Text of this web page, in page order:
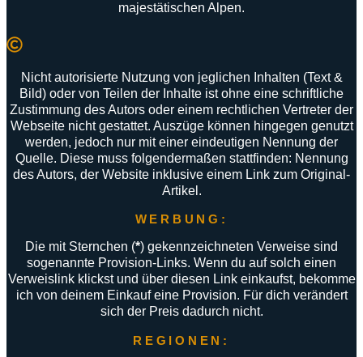
majestätischen Alpen.
Nicht autorisierte Nutzung von jeglichen Inhalten (Text &
Bild) oder von Teilen der Inhalte ist ohne eine schriftliche
Zustimmung des Autors oder einem rechtlichen Vertreter der
Webseite nicht gestattet. Auszüge können hingegen genutzt
werden, jedoch nur mit einer eindeutigen Nennung der
Quelle. Diese muss folgendermaßen stattfinden: Nennung
des Autors, der Website inklusive einem Link zum Original-
Artikel.
WERBUNG:
Die mit Sternchen (*) gekennzeichneten Verweise sind
sogenannte Provision-Links. Wenn du auf solch einen
Verweislink klickst und über diesen Link einkaufst, bekomme
ich von deinem Einkauf eine Provision. Für dich verändert
sich der Preis dadurch nicht.
REGIONEN: